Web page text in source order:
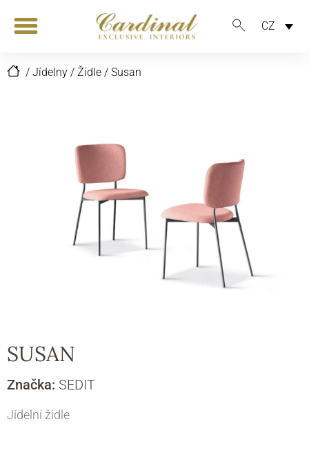
CZ
/ Jídelny / Židle / Susan
SUSAN
Značka: SEDIT
Jídelní židle